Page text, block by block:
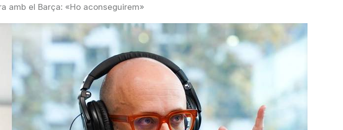
amb el Barça: «Ho aconseguirem»